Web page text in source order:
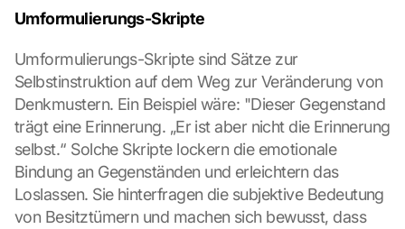
Umformulierungs-Skripte
Umformulierungs-Skripte sind Sätze zur
Selbstinstruktion auf dem Weg zur Veränderung von
Denkmustern. Ein Beispiel wäre: "Dieser Gegenstand
trägt eine Erinnerung. „Er ist aber nicht die Erinnerung
selbst.“ Solche Skripte lockern die emotionale
Bindung an Gegenständen und erleichtern das
Loslassen. Sie hinterfragen die subjektive Bedeutung
von Besitztümern und machen sich bewusst, dass